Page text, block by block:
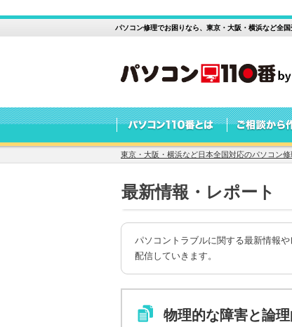
パソコン修理でお困りなら、東京・大阪・横浜など全
東京・大阪・横浜など日本全国対応のパソコン
最新情報・レポート
パソコントラブルに関する最新情報
配信していきます。
物理的な障害と論